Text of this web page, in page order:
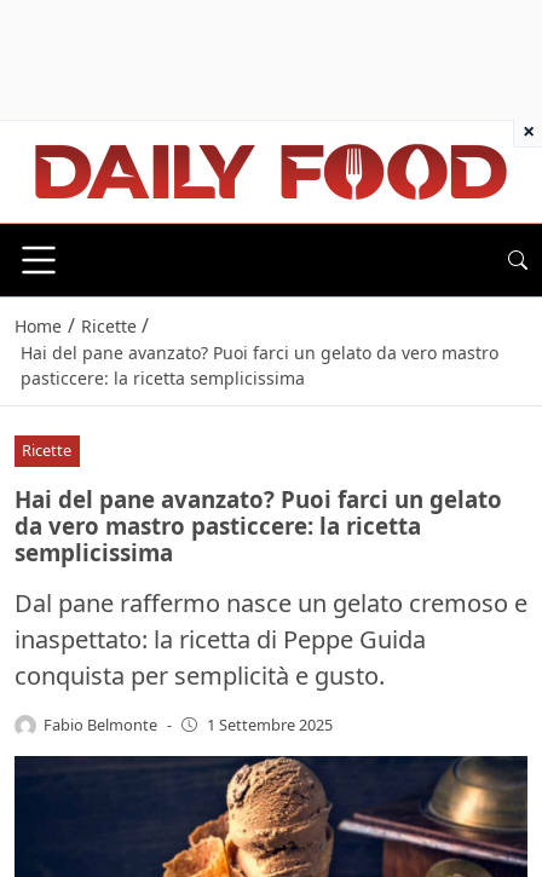
Home / Ricette /
Hai del pane avanzato? Puoi farci un gelato da vero mastro
pasticcere: la ricetta semplicissima
Ricette
Hai del pane avanzato? Puoi farci un gelato
da vero mastro pasticcere: la ricetta
semplicissima
Dal pane raffermo nasce un gelato cremoso e
inaspettato: la ricetta di Peppe Guida
conquista per semplicità e gusto.
Fabio Belmonte - 1 Settembre 2025
×